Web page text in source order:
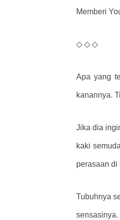
Memberi
◇ ◇ ◇
Apa yang
kanannya.
Jika dia
kaki
perasaan di
Tubuhnya